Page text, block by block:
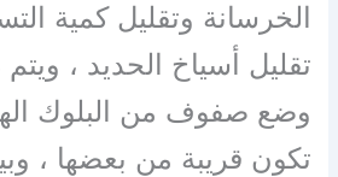
الخرسانة وتقليل كمية
تقليل أسياخ الحديد ،
وضع صفوف من البلوك
تكون قريبة من بعضها ،